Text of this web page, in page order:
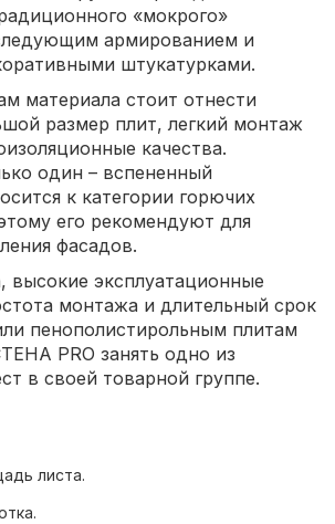
«мокрого»
армированием и
штукатурками.
материала стоит отнести
размер плит, легкий монтаж
качества.
один – вспененный
к категории горючих
его рекомендуют для
фасадов.
высокие эксплуатационные
монтажа и длительный срок
пенополистирольным плитам
PRO занять одно из
в своей товарной группе.
листа.